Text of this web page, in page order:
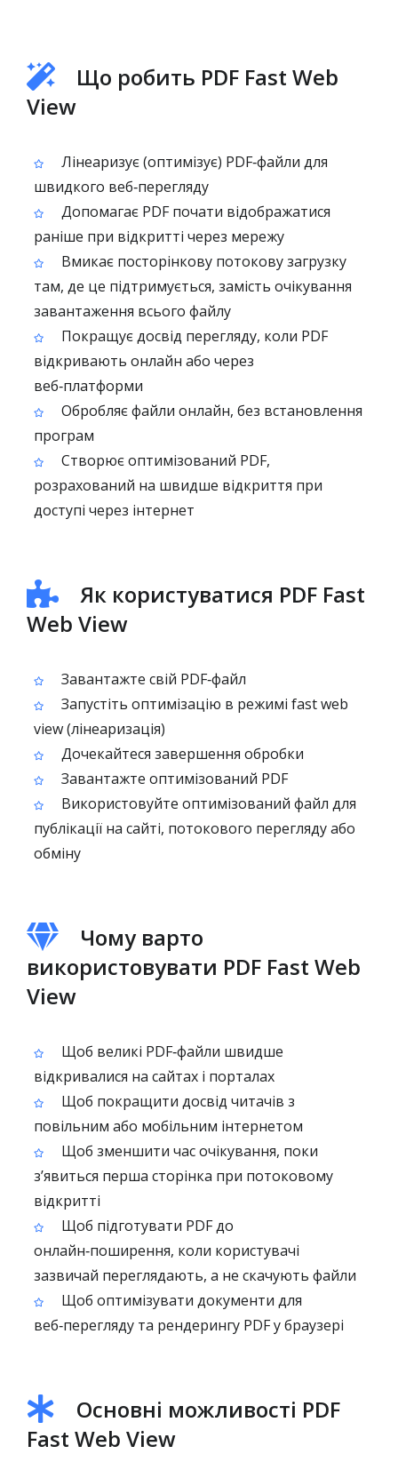
Що робить PDF Fast Web
View
Лінеаризує (оптимізує) PDF‑файли для
швидкого веб‑перегляду
Допомагає PDF почати відображатися
раніше при відкритті через мережу
Вмикає посторінкову потокову загрузку
там, де це підтримується, замість очікування
завантаження всього файлу
Покращує досвід перегляду, коли PDF
відкривають онлайн або через
веб‑платформи
Обробляє файли онлайн, без встановлення
програм
Створює оптимізований PDF,
розрахований на швидше відкриття при
доступі через інтернет
Як користуватися PDF Fast
Web View
Завантажте свій PDF‑файл
Запустіть оптимізацію в режимі fast web
view (лінеаризація)
Дочекайтеся завершення обробки
Завантажте оптимізований PDF
Використовуйте оптимізований файл для
публікації на сайті, потокового перегляду або
обміну
Чому варто
використовувати PDF Fast Web
View
Щоб великі PDF‑файли швидше
відкривалися на сайтах і порталах
Щоб покращити досвід читачів з
повільним або мобільним інтернетом
Щоб зменшити час очікування, поки
з’явиться перша сторінка при потоковому
відкритті
Щоб підготувати PDF до
онлайн‑поширення, коли користувачі
зазвичай переглядають, а не скачують файли
Щоб оптимізувати документи для
веб‑перегляду та рендерингу PDF у браузері
Основні можливості PDF
Fast Web View